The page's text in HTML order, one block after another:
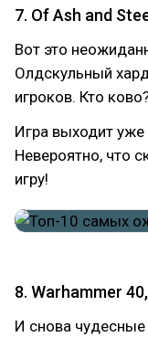
7. Of Ash and
Вот это
Олдскульный
игроков. Кто
Игра выходит
Невероятно, что
игру!
8. Warhammer
И снова